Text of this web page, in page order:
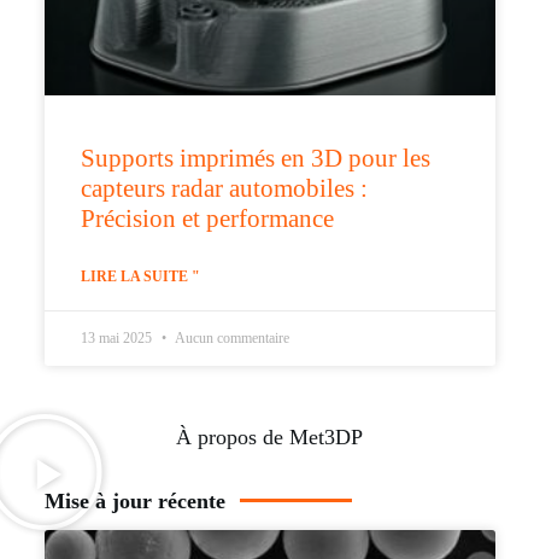
Supports imprimés en 3D pour les
capteurs radar automobiles :
Précision et performance
LIRE LA SUITE "
13 mai 2025 Aucun commentaire
À propos de Met3DP
Mise à jour récente